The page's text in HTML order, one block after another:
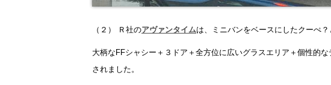
（２） Ｒ社のアヴァンタイムは、ミニバンをベースにしたクーぺ？
大柄なFFシャシー＋３ドア＋全方位に広いグラスエリア＋個性的
されました。